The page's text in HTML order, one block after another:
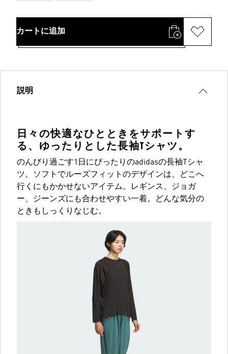
カートに追加
説明
日々の快適なひとときをサポートす
る、ゆったりとした長袖Tシャツ。
のんびり過ごす1日にぴったりのadidasの長袖Tシャ
ツ。ソフトでルーズフィットのデザインは、どこへ
行くにもかかせないアイテム。レギンス、ジョガ
ー、ジーンズにも合わせやすい一着。どんな気分の
ときもしっくりなじむ。